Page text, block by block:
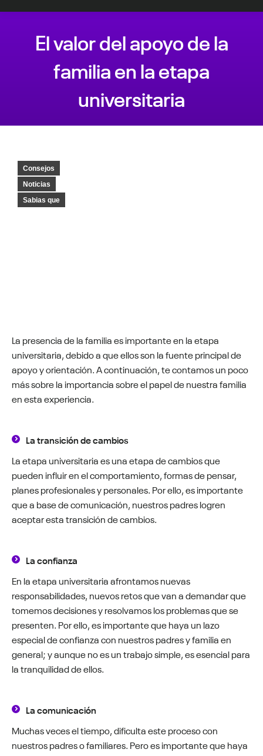
El valor del apoyo de la
familia en la etapa
universitaria
Consejos
Noticias
Sabias que
La presencia de la familia es importante en la etapa
universitaria, debido a que ellos son la fuente principal de
apoyo y orientación. A continuación, te contamos un poco
más sobre la importancia sobre el papel de nuestra familia
en esta experiencia.
La transición de cambios
La etapa universitaria es una etapa de cambios que
pueden influir en el comportamiento, formas de pensar,
planes profesionales y personales. Por ello, es importante
que a base de comunicación, nuestros padres logren
aceptar esta transición de cambios.
La confianza
En la etapa universitaria afrontamos nuevas
responsabilidades, nuevos retos que van a demandar que
tomemos decisiones y resolvamos los problemas que se
presenten. Por ello, es importante que haya un lazo
especial de confianza con nuestros padres y familia en
general; y aunque no es un trabajo simple, es esencial para
la tranquilidad de ellos.
La comunicación
Muchas veces el tiempo, dificulta este proceso con
nuestros padres o familiares. Pero es importante que haya